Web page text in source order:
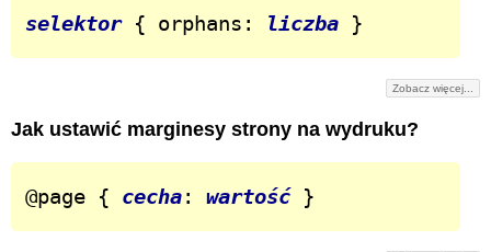
selektor { orphans: liczba }
Zobacz więcej...
Jak ustawić marginesy strony na wydruku?
@page { cecha: wartość }